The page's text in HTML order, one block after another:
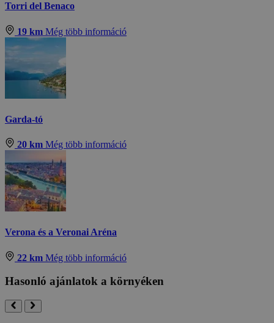
Torri del Benaco
19 km Még több információ
Garda-tó
20 km Még több információ
Verona és a Veronai Aréna
22 km Még több információ
Hasonló ajánlatok a környéken